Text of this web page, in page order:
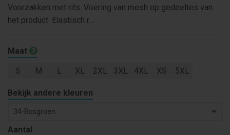
Voorzakken met rits. Voering van mesh op gedeeltes van
het product. Elastisch r...
Maat
S M L XL 2XL 3XL 4XL XS 5XL
Bekijk andere kleuren
34-Bosgroen
Aantal